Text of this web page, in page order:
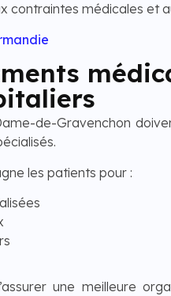
médicales et
de-Gravenchon
les patients pour :
une meilleure